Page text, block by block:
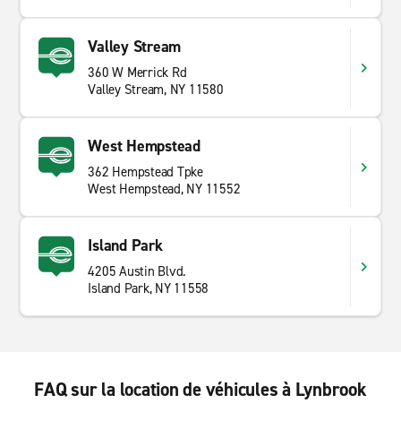
Valley Stream
360 W Merrick Rd
Valley Stream, NY 11580
West Hempstead
362 Hempstead Tpke
West Hempstead, NY 11552
Island Park
4205 Austin Blvd.
Island Park, NY 11558
FAQ sur la location de véhicules à Lynbrook